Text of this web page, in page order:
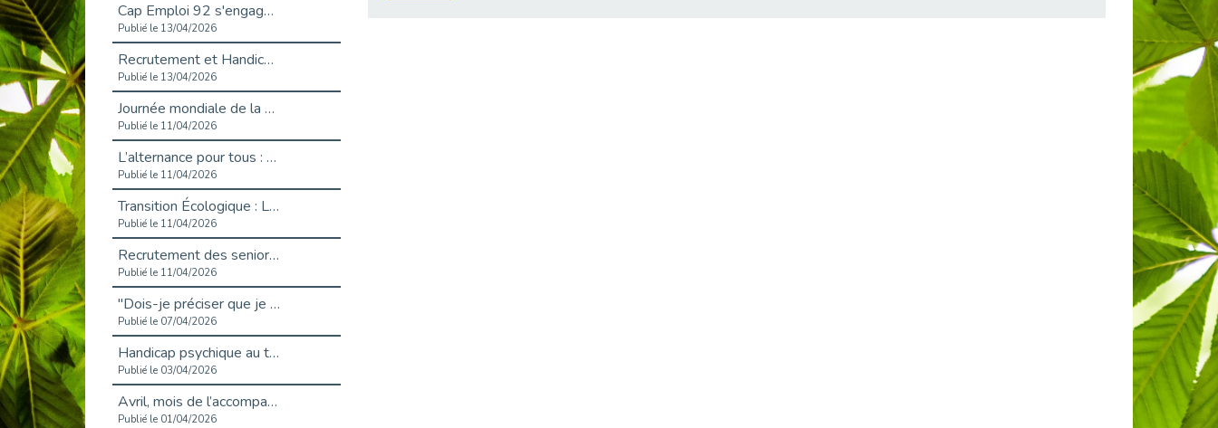
Cap Emploi 92 s'engage pour la santé mentale : La formation PSSM au cœur de l'accompagnement
Publié le 13/04/2026
Recrutement et Handicap : Et si vous testiez avant de vous engager ?
Publié le 13/04/2026
Journée mondiale de la maladie de Parkinson : Mieux comprendre pour mieux accompagner
Publié le 11/04/2026
L’alternance pour tous : Cap Emploi 92 et Seine Ouest Entreprise et Emploi mobilisés à Boulogne-Billancourt
Publié le 11/04/2026
Transition Écologique : Les Cap Emploi 75,92 et 93 s’engagent pour un Numérique Responsable
Publié le 11/04/2026
Recrutement des seniors : Un levier de transformation pour les ETI franciliennes
Publié le 11/04/2026
"Dois-je préciser que je suis handicapé sur mon CV?"
Publié le 07/04/2026
Handicap psychique au travail : et si nous changions de regard - vidéo
Publié le 03/04/2026
Avril, mois de l’accompagnement dans l’emploi avec Cap emploi.
Publié le 01/04/2026